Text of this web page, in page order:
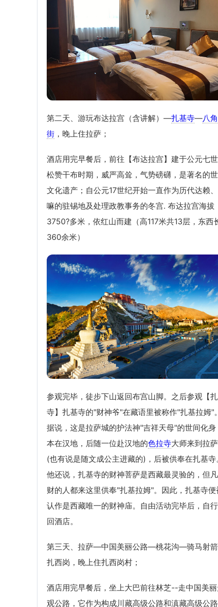
第二天、游玩布达拉宫（含讲解）—扎基寺—八角
街 ，晚上住拉萨；
酒店用完早餐后，前往【布达拉宫】建于公元七
松赞干布时期，威严高耸，气势磅礴，是著名的
文化遗产；自公元17世纪开始一直作为历代达赖
嘛的驻锡地及处理政教事务的冬宫. 布达拉宫海拔
3750?多米，依红山而建（高117米共13层，东西
360余米）
参观完毕，徒步下山返回布宫山脚。之后参观【
寺】扎基寺的"财神爷"在藏语里被称作"扎基拉姆"
据说，这是拉萨城的护法神"吉祥天母"的世间化身
本在汉地，后随一位赴汉地的色拉寺大师来到拉萨
(也有说是随文成公主进藏的)，后被供奉在扎基寺
他还说，扎基寺的财神菩萨是西藏最灵验的，但
财的人都来这里供奉"扎基拉姆"。因此，扎基寺便
认作是西藏唯一的财神庙。自由活动完毕后，自
回酒店。
第三天、拉萨—中国美丽公路—桃花沟—骑马射
扎西岗，晚上住扎西岗村；
酒店用完早餐后，坐上大巴前往林芝--走中国美
观公路，它作为构成川藏高级公路和滇藏高级公